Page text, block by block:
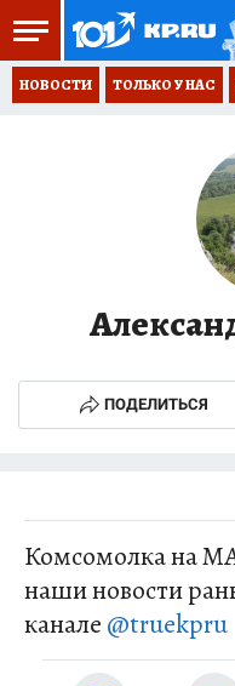
НОВОСТИ ТОЛЬКО У НАС
ПОДЕЛИТЬСЯ
Комсомолка на
наши новости
канале @truekpru